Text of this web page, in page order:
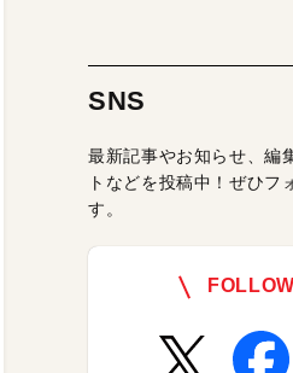
SNS
最新記事やお知らせ、編
トなどを投稿中！ぜひフ
す。